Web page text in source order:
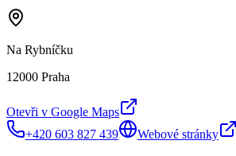
Na Rybníčku
12000 Praha
Otevři v Google Maps
+420 603 827 439
Webové stránky